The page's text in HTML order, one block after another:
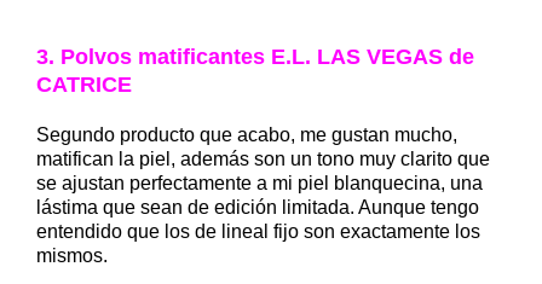
3. Polvos matificantes E.L. LAS VEGAS de
CATRICE
Segundo producto que acabo, me gustan mucho,
matifican la piel, además son un tono muy clarito que
se ajustan perfectamente a mi piel blanquecina, una
lástima que sean de edición limitada. Aunque tengo
entendido que los de lineal fijo son exactamente los
mismos.